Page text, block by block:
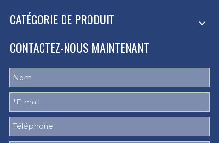
CATÉGORIE DE PRODUIT
CONTACTEZ-NOUS MAINTENANT